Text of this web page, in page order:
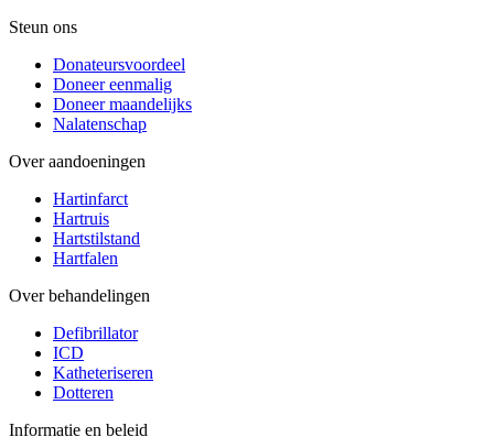
Steun ons
Donateursvoordeel
Doneer eenmalig
Doneer maandelijks
Nalatenschap
Over aandoeningen
Hartinfarct
Hartruis
Hartstilstand
Hartfalen
Over behandelingen
Defibrillator
ICD
Katheteriseren
Dotteren
Informatie en beleid